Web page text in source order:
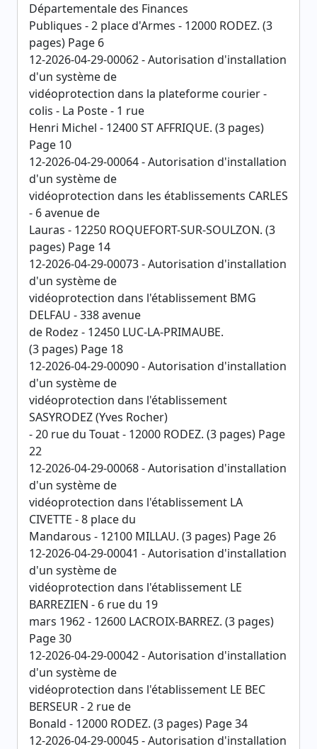
Départementale des Finances
Publiques - 2 place d'Armes - 12000 RODEZ. (3
pages) Page 6
12-2026-04-29-00062 - Autorisation d'installation
d'un système de
vidéoprotection dans la plateforme courier -
colis - La Poste - 1 rue
Henri Michel - 12400 ST AFFRIQUE. (3 pages)
Page 10
12-2026-04-29-00064 - Autorisation d'installation
d'un système de
vidéoprotection dans les établissements CARLES
- 6 avenue de
Lauras - 12250 ROQUEFORT-SUR-SOULZON. (3
pages) Page 14
12-2026-04-29-00073 - Autorisation d'installation
d'un système de
vidéoprotection dans l'établissement BMG
DELFAU - 338 avenue
de Rodez - 12450 LUC-LA-PRIMAUBE.
(3 pages) Page 18
12-2026-04-29-00090 - Autorisation d'installation
d'un système de
vidéoprotection dans l'établissement
SASYRODEZ (Yves Rocher)
- 20 rue du Touat - 12000 RODEZ. (3 pages) Page
22
12-2026-04-29-00068 - Autorisation d'installation
d'un système de
vidéoprotection dans l'établissement LA
CIVETTE - 8 place du
Mandarous - 12100 MILLAU. (3 pages) Page 26
12-2026-04-29-00041 - Autorisation d'installation
d'un système de
vidéoprotection dans l'établissement LE
BARREZIEN - 6 rue du 19
mars 1962 - 12600 LACROIX-BARREZ. (3 pages)
Page 30
12-2026-04-29-00042 - Autorisation d'installation
d'un système de
vidéoprotection dans l'établissement LE BEC
BERSEUR - 2 rue de
Bonald - 12000 RODEZ. (3 pages) Page 34
12-2026-04-29-00045 - Autorisation d'installation